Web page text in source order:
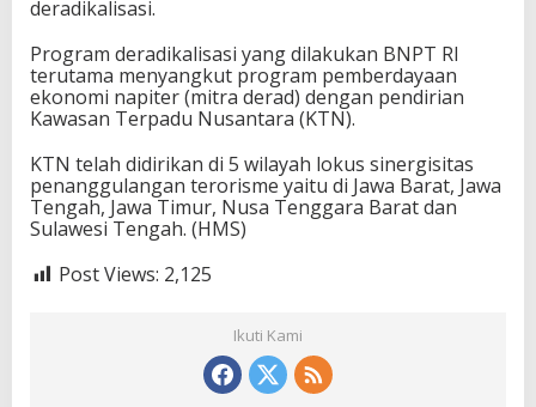
deradikalisasi.
Program deradikalisasi yang dilakukan BNPT RI
terutama menyangkut program pemberdayaan
ekonomi napiter (mitra derad) dengan pendirian
Kawasan Terpadu Nusantara (KTN).
KTN telah didirikan di 5 wilayah lokus sinergisitas
penanggulangan terorisme yaitu di Jawa Barat, Jawa
Tengah, Jawa Timur, Nusa Tenggara Barat dan
Sulawesi Tengah. (HMS)
Post Views: 2,125
Ikuti Kami